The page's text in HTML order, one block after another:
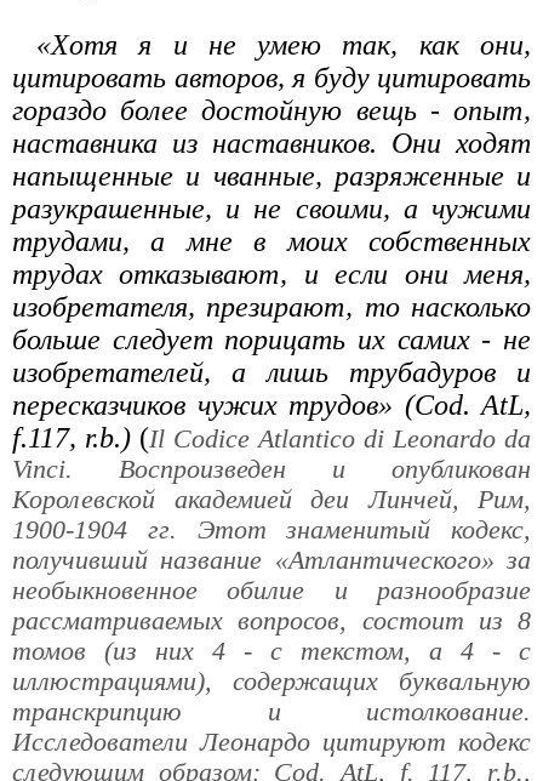
«Хотя я и не умею так, как они,
цитировать авторов, я буду цитировать
гораздо более достойную вещь - опыт,
наставника из наставников. Они ходят
напыщенные и чванные, разряженные и
разукрашенные, и не своими, а чужими
трудами, а мне в моих собственных
трудах отказывают, и если они меня,
изобретателя, презирают, то насколько
больше следует порицать их самих - не
изобретателей, а лишь трубадуров и
пересказчиков чужих трудов» (Cod. AtL,
f.117, r.b.) (Il Codice Atlantico di Leonardo da
Vinci. Воспроизведен и опубликован
Королевской академией деи Линчей, Рим,
1900-1904 гг. Этот знаменитый кодекс,
получивший название «Атлантического» за
необыкновенное обилие и разнообразие
рассматриваемых вопросов, состоит из 8
томов (из них 4 - с текстом, а 4 - с
иллюстрациями), содержащих буквальную
транскрипцию и истолкование.
Исследователи Леонардо цитируют кодекс
следующим образом: Cod. AtL, f. 117, r.b.,